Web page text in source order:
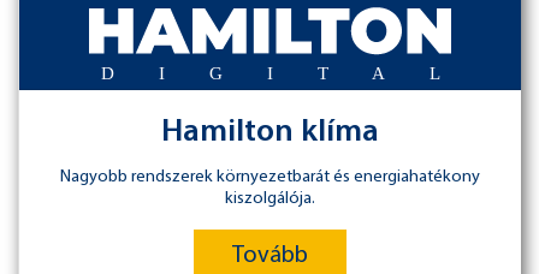
Hamilton klíma
Nagyobb rendszerek környezetbarát és energiahatékony
kiszolgálója.
Tovább